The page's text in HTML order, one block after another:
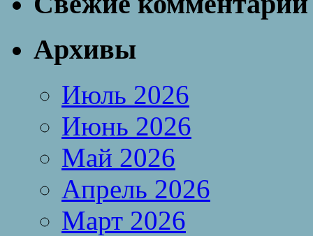
Архивы
Июль 2026
Июнь 2026
Май 2026
Апрель 2026
Март 2026